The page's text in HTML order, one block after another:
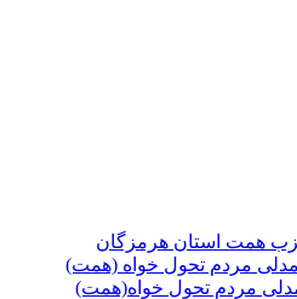
همت استان هرمزگان
مردم تحول خواه (همت)
مردم تحول خواه(همت)